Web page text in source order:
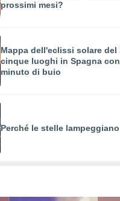
prossimi mesi?
Mappa dell'eclissi solare del
cinque luoghi in Spagna
minuto di buio
Perché le stelle